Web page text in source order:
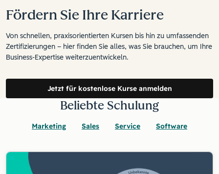
Fördern Sie Ihre Karriere
Von schnellen, praxisorientierten Kursen bis hin zu umfassenden
Zertifizierungen – hier finden Sie alles, was Sie brauchen, um Ihre
Business-Expertise weiterzuentwickeln.
Jetzt für kostenlose Kurse anmelden
Beliebte Schulung
Marketing Sales Service Software